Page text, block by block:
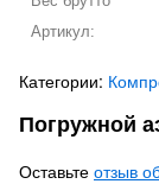
Артикул:
Категории:
Погружной
Оставьте отзыв